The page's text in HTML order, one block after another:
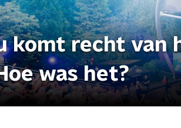
komt recht van
was het?